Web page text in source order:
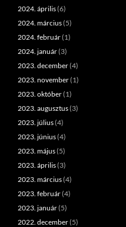
2024. április(6)
2024. március(5)
2024. február(1)
2024. január(3)
2023. december(4)
2023. november(1)
2023. október(1)
2023. augusztus(3)
2023. július(4)
2023. június(4)
2023. május(5)
2023. április(3)
2023. március(4)
2023. február(4)
2023. január(5)
2022. december(5)